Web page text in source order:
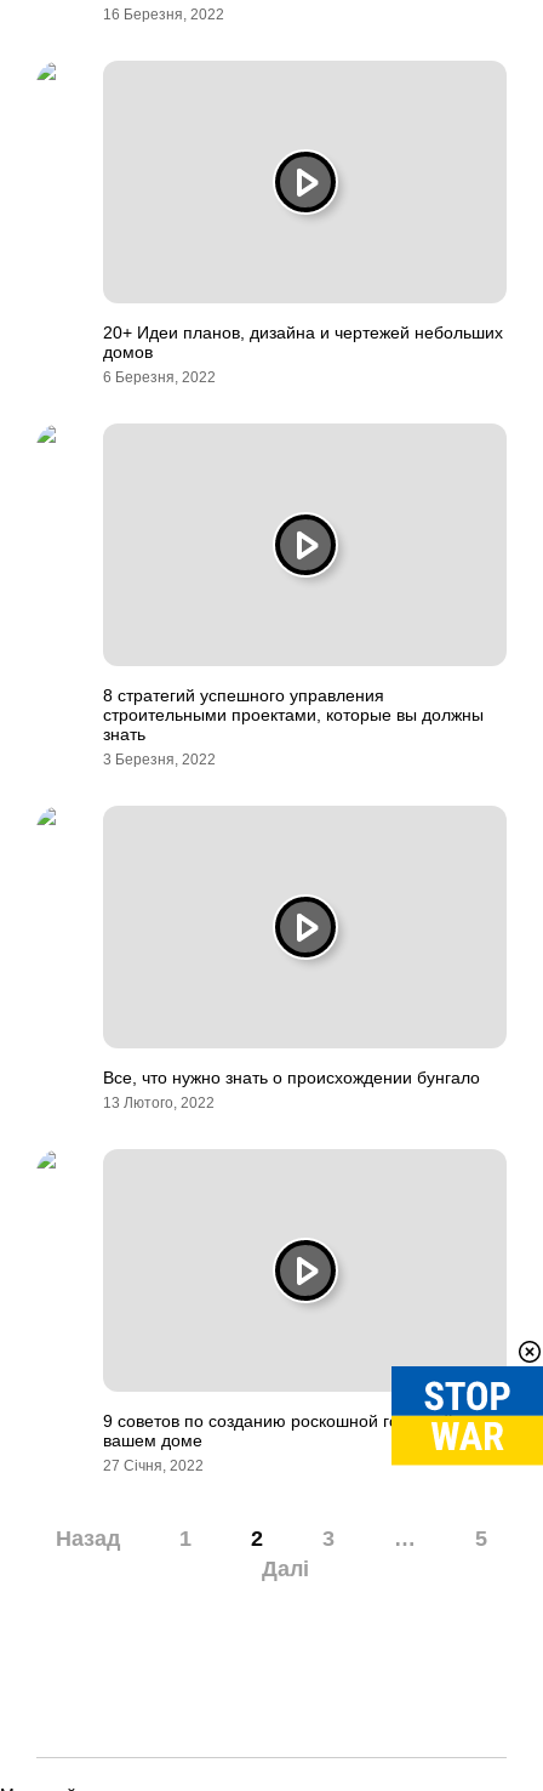
16 Березня, 2022
20+ Идеи планов, дизайна и чертежей небольших
домов
6 Березня, 2022
8 стратегий успешного управления
строительными проектами, которые вы должны
знать
3 Березня, 2022
Все, что нужно знать о происхождении бунгало
13 Лютого, 2022
9 советов по созданию роскошной гостиной в
вашем доме
27 Січня, 2022
Навігація
Назад 1 2 3 …
5
Далі